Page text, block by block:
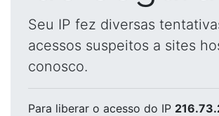
Seu IP fez diversas
acessos suspeitos a sites
conosco.
Para liberar o acesso do IP